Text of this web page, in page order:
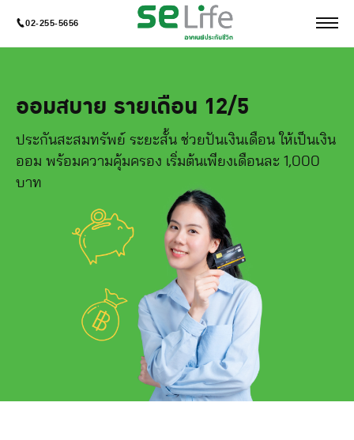
02-255-5656
ออมสบาย รายเดือน 12/5
ประกันสะสมทรัพย์ ระยะสั้น ช่วยปันเงินเดือน ให้เป็นเงิน
ออม พร้อมความคุ้มครอง เริ่มต้นเพียงเดือนละ 1,000
บาท